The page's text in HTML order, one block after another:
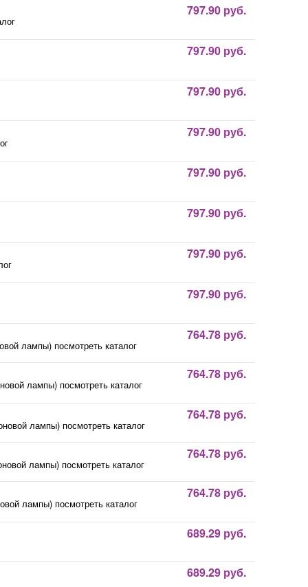
797.90 руб.
797.90 руб.
797.90 руб.
797.90 руб.
797.90 руб.
797.90 руб.
797.90 руб.
797.90 руб.
лампы) посмотреть каталог
764.78 руб.
лампы) посмотреть каталог
764.78 руб.
лампы) посмотреть каталог
764.78 руб.
лампы) посмотреть каталог
764.78 руб.
лампы) посмотреть каталог
764.78 руб.
689.29 руб.
689.29 руб.